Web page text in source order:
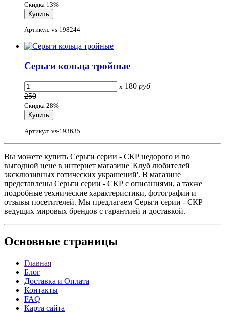
Скидка 13%
Артикул: vs-198244
Серьги кольца тройные
x 180 руб
250
Скидка 28%
Артикул: vs-193635
Вы можете купить Серьги серии - СКР недорого и по
выгодной цене в интернет магазине 'Клуб любителей
эксклюзивных готических украшений'. В магазине
представлены Серьги серии - СКР с описаниями, а также
подробные технические характеристики, фотографии и
отзывы посетителей. Мы предлагаем Серьги серии - СКР
ведущих мировых брендов с гарантией и доставкой.
Основные страницы
Главная
Блог
Доставка и Оплата
Контакты
FAQ
Карта сайта